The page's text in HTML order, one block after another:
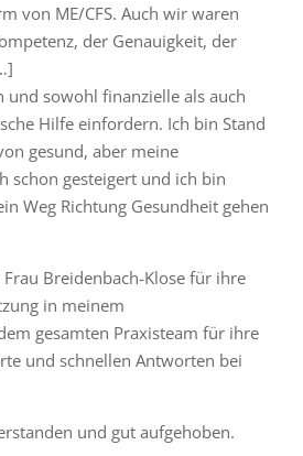
von ME/CFS. Auch wir waren
der Genauigkeit, der
und sowohl finanzielle als auch
Hilfe einfordern. Ich bin Stand
gesund, aber meine
schon gesteigert und ich bin
Weg Richtung Gesundheit gehen
Breidenbach-Klose für ihre
in meinem
gesamten Praxisteam für ihre
und schnellen Antworten bei
und gut aufgehoben.